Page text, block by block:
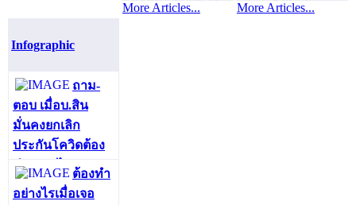
More Articles...
มีการใช้ไฟฟ้า
More Articles...
Infographic
ถาม-
ตอบ เมื่อบ.สิน
มั่นคงยกเลิก
ประกันโควิดต้อง
ทำอย่างไร?
ต้องทำ
อย่างไรเมื่อเจอ